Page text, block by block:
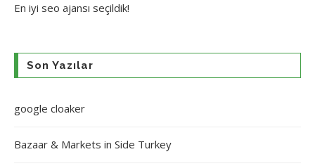
En iyi seo ajansı seçildik!
Son Yazılar
google cloaker
Bazaar & Markets in Side Turkey